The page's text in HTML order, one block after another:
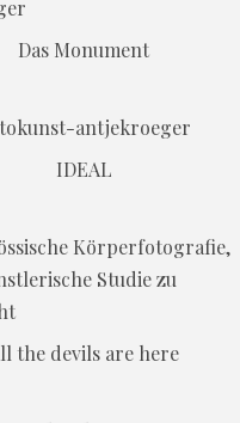
Das Monument
IDEAL
the devils are here